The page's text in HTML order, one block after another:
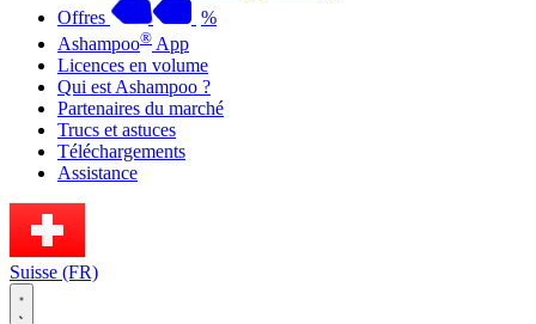
Offres
%
Ashampoo® App
Licences en volume
Qui est Ashampoo ?
Partenaires du marché
Trucs et astuces
Téléchargements
Assistance
Suisse (FR)